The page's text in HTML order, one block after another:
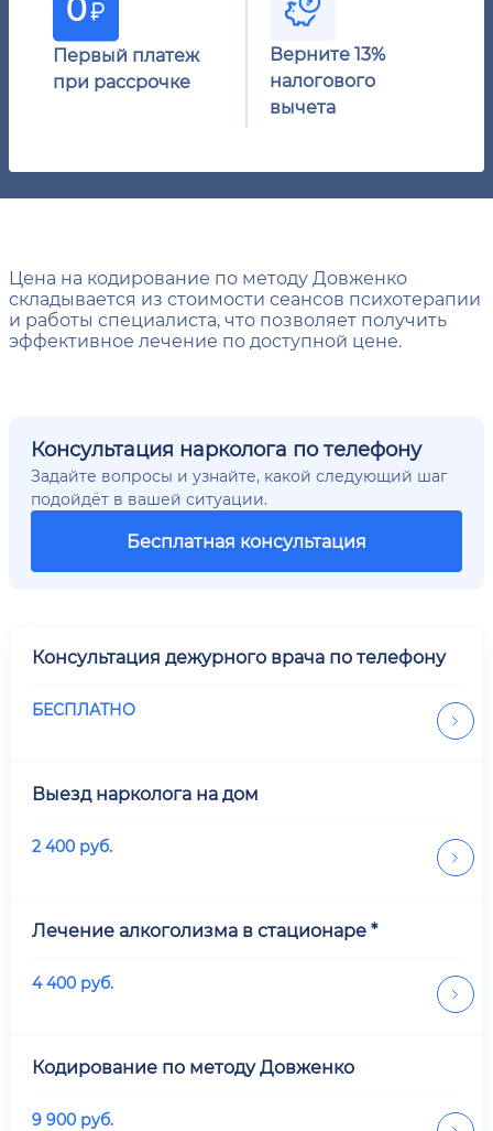
Первый платеж
при рассрочке
Верните 13%
налогового
вычета
Цена на кодирование по методу Довженко
складывается из стоимости сеансов психотерапии
и работы специалиста, что позволяет получить
эффективное лечение по доступной цене.
Консультация нарколога по телефону
Задайте вопросы и узнайте, какой следующий шаг
подойдёт в вашей ситуации.
Бесплатная консультация
Консультация дежурного врача по телефону
БЕСПЛАТНО
Выезд нарколога на дом
2 400 руб.
Лечение алкоголизма в стационаре *
4 400 руб.
Кодирование по методу Довженко
9 900 руб.